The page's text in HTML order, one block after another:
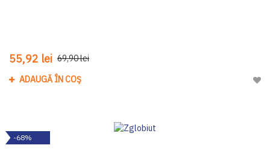
55,92 lei 69,90 lei
ADAUGĂ ÎN COȘ
-68%